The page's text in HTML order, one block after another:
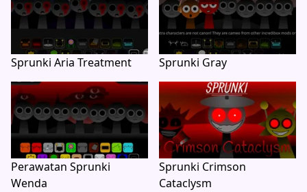
Sprunki Aria Treatment Sprunki Gray
Perawatan Sprunki
Wenda
Sprunki Crimson
Cataclysm